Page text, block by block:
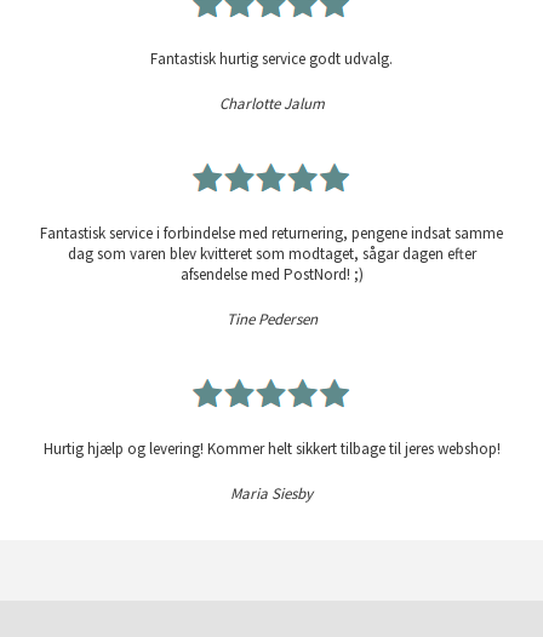
Fantastisk hurtig service godt udvalg.
Charlotte Jalum
Fantastisk service i forbindelse med returnering, pengene indsat samme
dag som varen blev kvitteret som modtaget, sågar dagen efter
afsendelse med PostNord! ;)
Tine Pedersen
Hurtig hjælp og levering! Kommer helt sikkert tilbage til jeres webshop!
Maria Siesby